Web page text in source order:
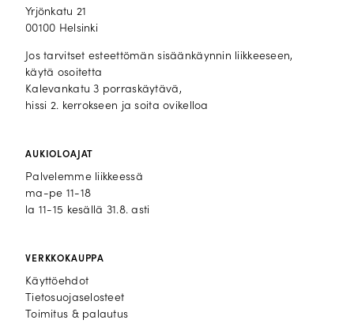
Yrjönkatu 21
00100 Helsinki
Jos tarvitset esteettömän sisäänkäynnin liikkeeseen,
käytä osoitetta
Kalevankatu 3 porraskäytävä,
hissi 2. kerrokseen ja soita ovikelloa
AUKIOLOAJAT
Palvelemme liikkeessä
ma-pe 11-18
la 11-15 kesällä 31.8. asti
VERKKOKAUPPA
Käyttöehdot
Tietosuojaselosteet
Toimitus & palautus